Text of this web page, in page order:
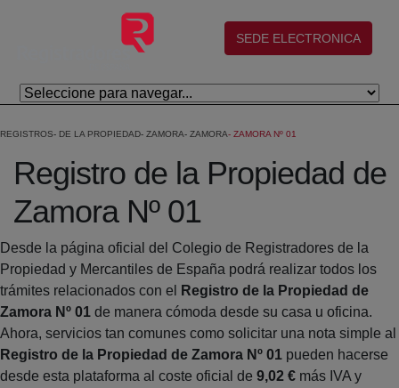
Salta al contingut principal
(abre en nueva ventana)
SEDE ELECTRONICA
REGISTROS DE LA PROPIEDAD ZAMORA ZAMORA ZAMORA Nº 01
Registro de la Propiedad de
Zamora Nº 01
Desde la página oficial del Colegio de Registradores de la
Propiedad y Mercantiles de España podrá realizar todos los
trámites relacionados con el
Registro de la Propiedad de
Zamora Nº 01 de manera cómoda desde su casa u oficina.
Ahora, servicios tan comunes como solicitar una nota simple al
Registro de la Propiedad de Zamora Nº 01 pueden hacerse
desde esta plataforma al coste oficial de 9,02 € más IVA y